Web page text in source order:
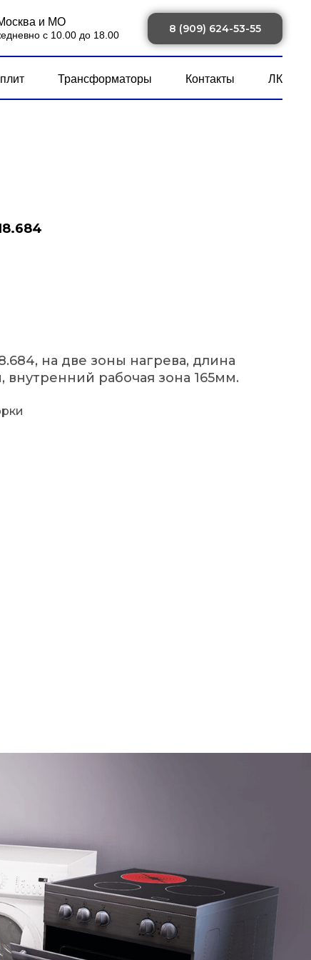
и МО
с 10.00 до 18.00
8 (909) 624-53-55
Трансформаторы Контакты ЛК
на две зоны нагрева, длина
рабочая зона 165мм.